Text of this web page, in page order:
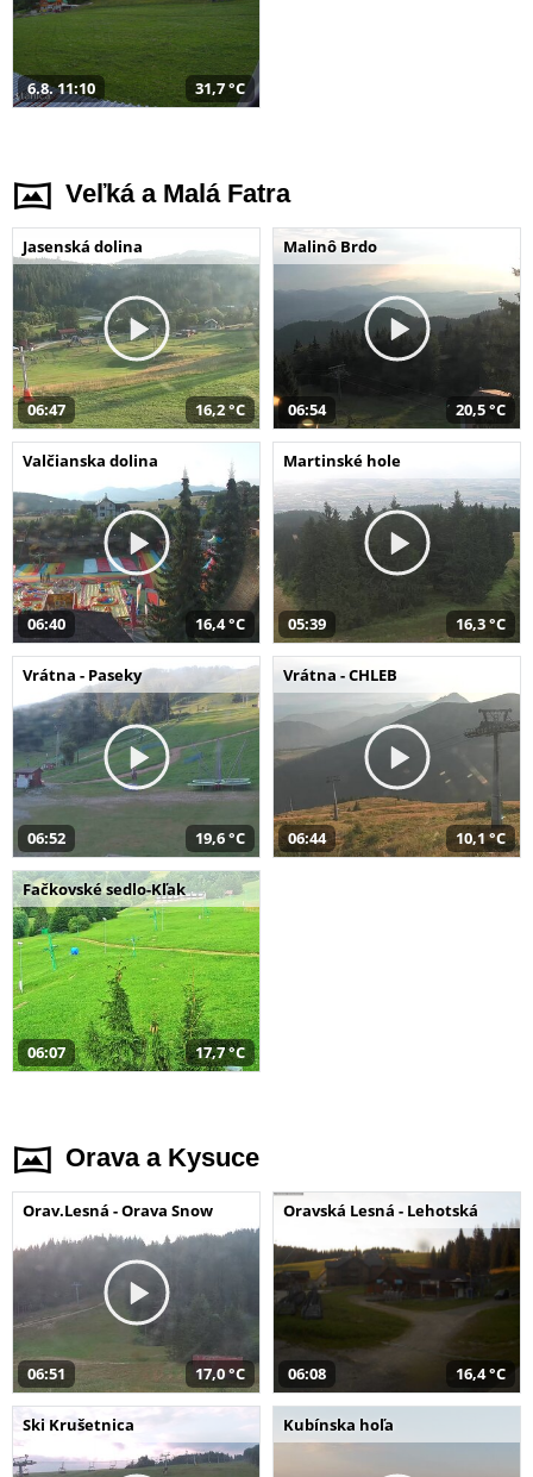
6.8. 11:10 31,7 °C
Veľká a Malá Fatra
Jasenská dolina
06:47 16,2 °C
Malinô Brdo
06:54 20,5 °C
Valčianska dolina
06:40 16,4 °C
Martinské hole
05:39 16,3 °C
Vrátna - Paseky
06:52 19,6 °C
Vrátna - CHLEB
06:44 10,1 °C
Fačkovské sedlo-Kľak
06:07 17,7 °C
Orava a Kysuce
Orav.Lesná - Orava Snow
06:51 17,0 °C
Oravská Lesná - Lehotská
06:08 16,4 °C
Ski Krušetnica Kubínska hoľa